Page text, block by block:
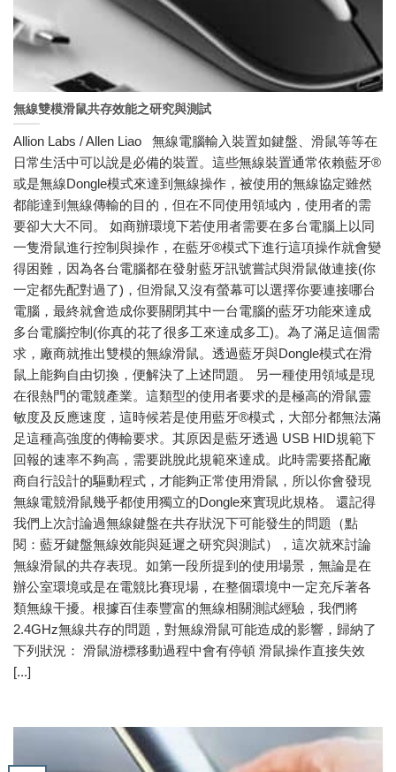
無線雙模滑鼠共存效能之研究與測試
Allion Labs / Allen Liao 無線電腦輸入裝置如鍵盤、滑鼠等等在
日常生活中可以說是必備的裝置。這些無線裝置通常依賴藍牙®
或是無線Dongle模式來達到無線操作，被使用的無線協定雖然
都能達到無線傳輸的目的，但在不同使用領域內，使用者的需
要卻大大不同。 如商辦環境下若使用者需要在多台電腦上以同
一隻滑鼠進行控制與操作，在藍牙®模式下進行這項操作就會變
得困難，因為各台電腦都在發射藍牙訊號嘗試與滑鼠做連接(你
一定都先配對過了)，但滑鼠又沒有螢幕可以選擇你要連接哪台
電腦，最終就會造成你要關閉其中一台電腦的藍牙功能來達成
多台電腦控制(你真的花了很多工來達成多工)。為了滿足這個需
求，廠商就推出雙模的無線滑鼠。透過藍牙與Dongle模式在滑
鼠上能夠自由切換，便解決了上述問題。 另一種使用領域是現
在很熱門的電競產業。這類型的使用者要求的是極高的滑鼠靈
敏度及反應速度，這時候若是使用藍牙®模式，大部分都無法滿
足這種高強度的傳輸要求。其原因是藍牙透過 USB HID規範下
回報的速率不夠高，需要跳脫此規範來達成。此時需要搭配廠
商自行設計的驅動程式，才能夠正常使用滑鼠，所以你會發現
無線電競滑鼠幾乎都使用獨立的Dongle來實現此規格。 還記得
我們上次討論過無線鍵盤在共存狀況下可能發生的問題（點
閱：藍牙鍵盤無線效能與延遲之研究與測試），這次就來討論
無線滑鼠的共存表現。如第一段所提到的使用場景，無論是在
辦公室環境或是在電競比賽現場，在整個環境中一定充斥著各
類無線干擾。根據百佳泰豐富的無線相關測試經驗，我們將
2.4GHz無線共存的問題，對無線滑鼠可能造成的影響，歸納了
下列狀況： 滑鼠游標移動過程中會有停頓 滑鼠操作直接失效
[...]